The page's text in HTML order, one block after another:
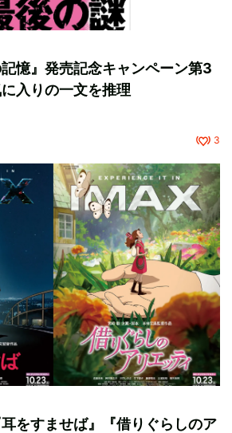
憶』発売記念キャンペーン第3
入りの一文を推理
3
をすませば』『借りぐらしのア